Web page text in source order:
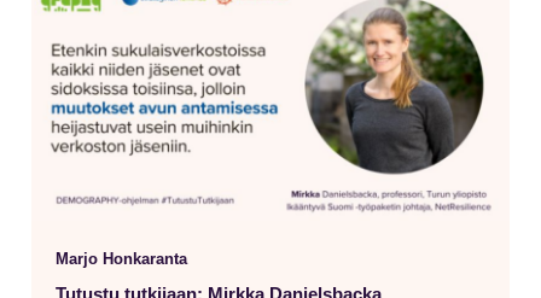
Marjo Honkaranta